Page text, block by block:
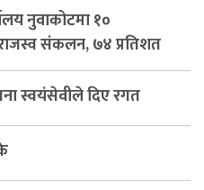
नुवाकोटमा १०
संकलन, ७४ प्रतिशत
स्वयंसेवीले दिए रगत